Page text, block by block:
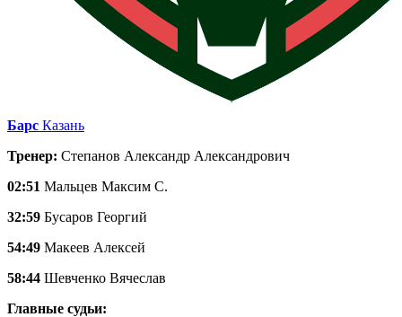
Барс Казань
Тренер: Степанов Александр Александрович
02:51 Мальцев Максим С.
32:59 Бусаров Георгий
54:49 Макеев Алексей
58:44 Шевченко Вячеслав
Главные судьи: